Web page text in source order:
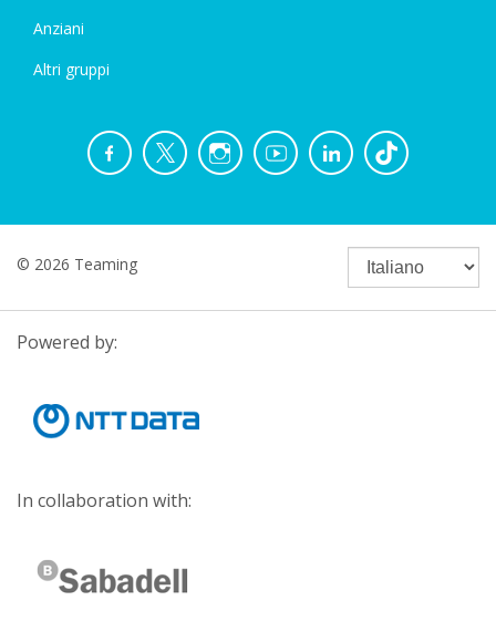
Anziani
Altri gruppi
© 2026 Teaming
Powered by:
In collaboration with: